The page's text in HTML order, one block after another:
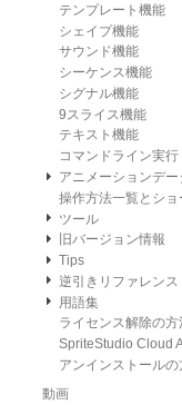
テンプレート機能
シェイプ機能
サウンド機能
シーケンス機能
シグナル機能
9スライス機能
テキスト機能
コマンドライン実行
アニメーションデ
操作方法一覧とシ
ツール
旧バージョン情報
Tips
逆引きリファレンス
用語集
ライセンス解除の方
SpriteStudio Cloud
アンインストールの
動画